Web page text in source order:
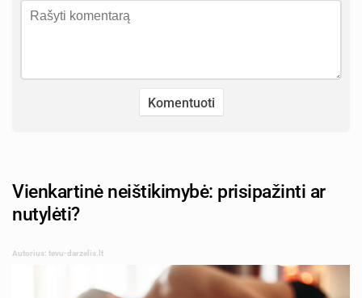
Vienkartinė neištikimybė: prisipažinti ar
nutylėti?
Autorius: tevu-darzelis.lt